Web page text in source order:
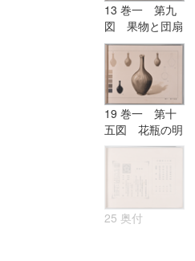
13 巻一 第九
図 果物と団扇
との平塗画（二
色の練習）
19 巻一 第十
五図 花瓶の明
暗及び陰影画
25 奥付